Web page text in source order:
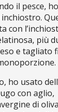
il pesce,
con
più
e tagliato
ho usato
con aglio,
di